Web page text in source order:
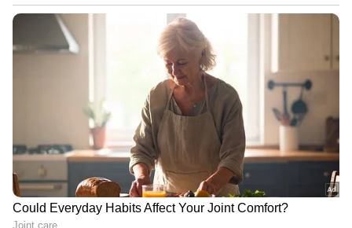
ഗോൾകീപ്പർമാർ:
അലിസൺ, എഡേഴ്സൺ,
പ്രതിരോധനിര:
അലക്സ് സാൻഡ്രോ,
ഡാനിലോ, ലിയോ പെരേര, ബ്രെമർ, ഇബാനസ്,
വെസ്ലി, മാർക്വിഞ്ഞോസ്, ഗബ്രിയേൽ
മഗൽഹേസ്, ഡഗ്ലസ് സാന്റോസ്.
തെരച്ചിൽ തുടരുന്നു |Fishermen
missing | Kerala government